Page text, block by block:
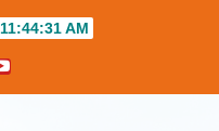
11:44:32 AM